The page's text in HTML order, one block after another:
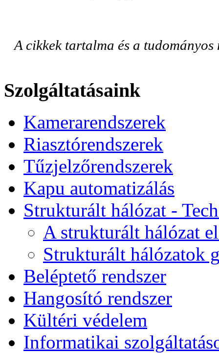
A cikkek tartalma és a
Szolgáltatásaink
Kamerarendszerek
Riasztórendszerek
Tűzjelzőrendszerek
Kapu automatizálás
Strukturált hálózat -
A strukturált hálózat
Strukturált hálózatok
Beléptető rendszer
Hangosító rendszer
Kültéri védelem
Informatikai